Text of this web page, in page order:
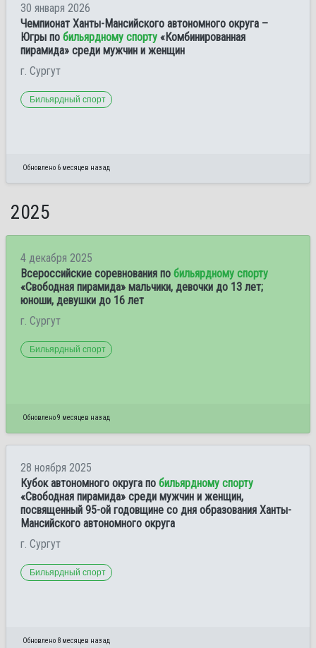
30 января 2026
Чемпионат Ханты-Мансийского автономного округа –
Югры по бильярдному спорту «Комбинированная
пирамида» среди мужчин и женщин
г. Сургут
Бильярдный спорт
Обновлено 6 месяцев назад
2025
4 декабря 2025
Всероссийские соревнования по бильярдному спорту
«Свободная пирамида» мальчики, девочки до 13 лет;
юноши, девушки до 16 лет
г. Сургут
Бильярдный спорт
Обновлено 9 месяцев назад
28 ноября 2025
Кубок автономного округа по бильярдному спорту
«Свободная пирамида» среди мужчин и женщин,
посвященный 95-ой годовщине со дня образования Ханты-
Мансийского автономного округа
г. Сургут
Бильярдный спорт
Обновлено 8 месяцев назад